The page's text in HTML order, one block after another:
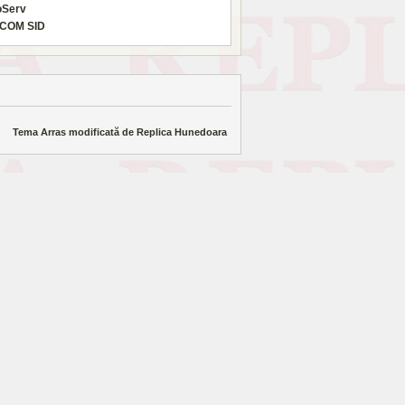
SID
Tema Arras modificată de Replica Hunedoara